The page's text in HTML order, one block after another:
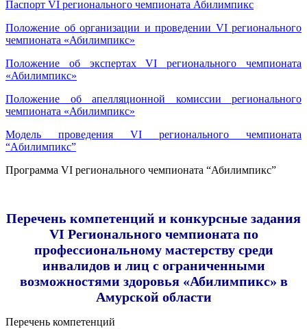
Паспорт VI регионального чемпионата Абилимпикс
Положение об организации и проведении VI регионального
чемпионата «Абилимпикс»
Положение об экспертах VI регионального чемпионата
«Абилимпикс»
Положение об апелляционной комиссии регионального
чемпионата «Абилимпикс»
Модель проведения VI регионального чемпионата
“Aбилимпикс”
Программа VI регионального чемпионата “Абилимпикс”
Перечень компетенций и конкурсные задания
VI Регионального чемпионата по
профессиональному мастерству среди
инвалидов и лиц с ограниченными
возможностями здоровья «Абилимпикс» в
Амурской области
Перечень компетенций